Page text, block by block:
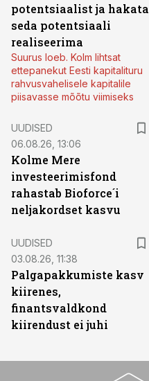
potentsiaalist ja hakata
seda potentsiaali
realiseerima
Suurus loeb. Kolm lihtsat
ettepanekut Eesti kapitalituru
rahvusvahelisele kapitalile
piisavasse mõõtu viimiseks
UUDISED
06.08.26, 13:06
Kolme Mere
investeerimisfond
rahastab Bioforce´i
neljakordset kasvu
UUDISED
03.08.26, 11:38
Palgapakkumiste kasv
kiirenes,
finantsvaldkond
kiirendust ei juhi